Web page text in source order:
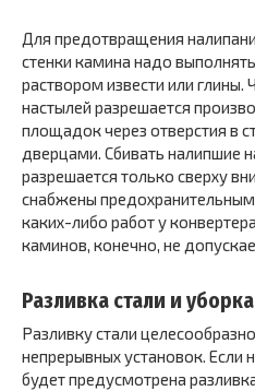
Для предотвращения
стенки камина надо
раствором извести или глины.
настылей разрешается
площадок через отверстия в
дверцами. Сбивать налипшие
разрешается только сверху
снабжены
каких-либо работ у
каминов, конечно, не
Разливка стали и
Разливку стали
непрерывных установок. Если
будет предусмотрена